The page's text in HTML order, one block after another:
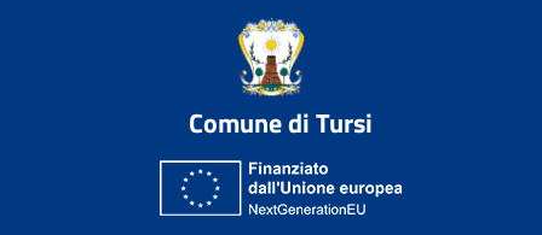
Comune di Tursi